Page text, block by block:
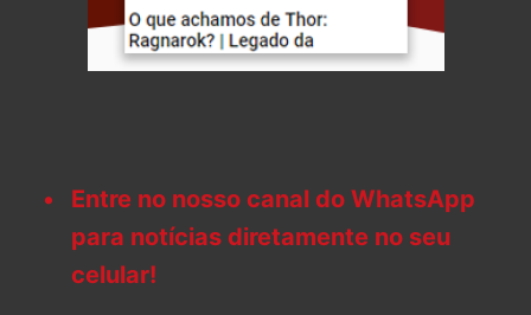
Entre no nosso canal do WhatsApp
para notícias diretamente no seu
celular!